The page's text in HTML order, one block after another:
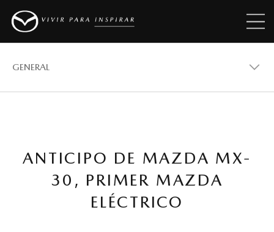
GENERAL
VEHÍCULOS
ANTICIPO DE MAZDA MX-
30, PRIMER MAZDA
ELÉCTRICO